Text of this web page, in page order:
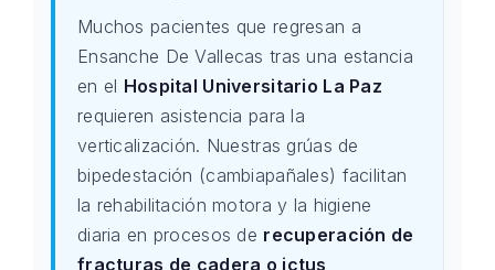
Muchos pacientes que regresan a
Ensanche De Vallecas tras una estancia
en el Hospital Universitario La Paz
requieren asistencia para la
verticalización. Nuestras grúas de
bipedestación (cambiapañales) facilitan
la rehabilitación motora y la higiene
diaria en procesos de recuperación de
fracturas de cadera o ictus